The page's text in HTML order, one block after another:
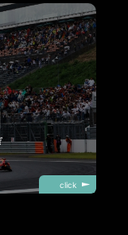
click